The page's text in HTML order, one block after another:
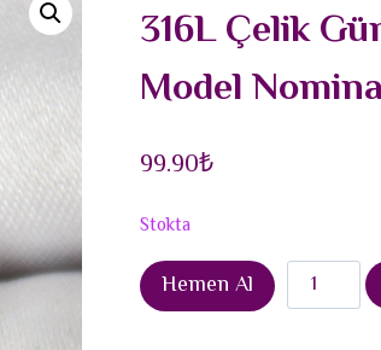
316L Çelik
Model
99.90₺
Stokta
Hemen Al
316L
Çelik